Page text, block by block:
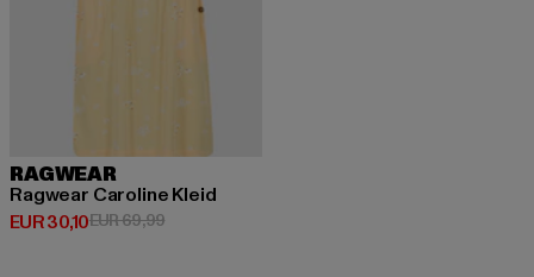
RAGWEAR
Ragwear Caroline Kleid
EUR 30,10
Derzeitiger Preis: EUR 30,10
EUR 69,99Aktionspreis: EUR 69,99